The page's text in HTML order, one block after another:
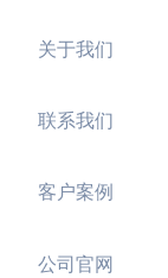
关于我们
联系我们
客户案例
公司官网